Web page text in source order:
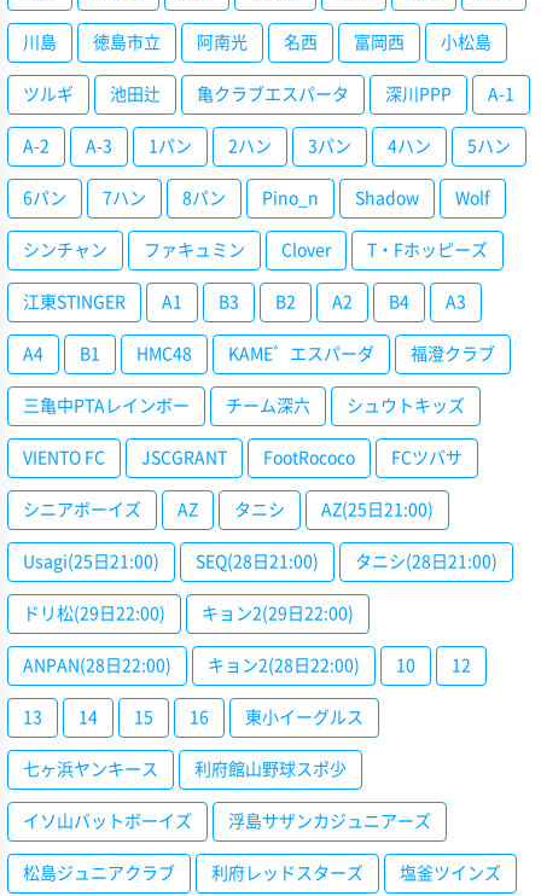
川島 徳島市立 阿南光 名西 富岡西 小松島
ツルギ 池田辻 亀クラブエスパータ 深川PPP A-1
A-2 A-3 1パン 2ハン 3パン 4ハン 5ハン
6パン 7ハン 8パン Pino_n Shadow Wolf
シンチャン ファキュミン Clover T・Fホッピーズ
江東STINGER A1 B3 B2 A2 B4 A3
A4 B1 HMC48 KAME゛エスパーダ 福澄クラブ
三亀中PTAレインボー チーム深六 シュウトキッズ
VIENTO FC JSCGRANT FootRococo FCツバサ
シニアボーイズ AZ タニシ AZ(25日21:00)
Usagi(25日21:00) SEQ(28日21:00) タニシ(28日21:00)
ドリ松(29日22:00) キョン2(29日22:00)
ANPAN(28日22:00) キョン2(28日22:00) 10 12
13 14 15 16 東小イーグルス
七ヶ浜ヤンキース 利府館山野球スポ少
イソ山バットボーイズ 浮島サザンカジュニアーズ
松島ジュニアクラブ 利府レッドスターズ 塩釜ツインズ